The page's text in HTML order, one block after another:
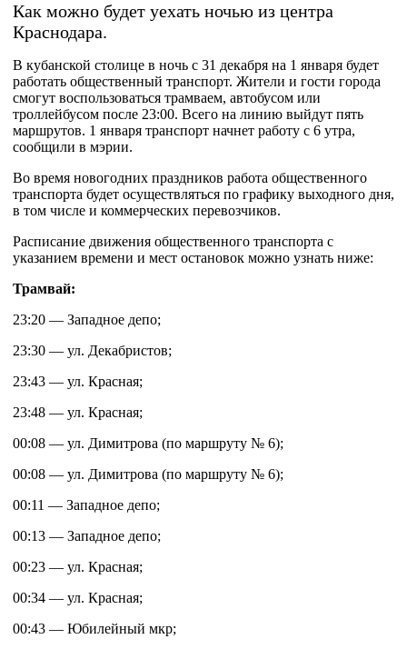
Как можно будет уехать ночью из центра
Краснодара.
В кубанской столице в ночь с 31 декабря на 1 января будет
работать общественный транспорт. Жители и гости города
смогут воспользоваться трамваем, автобусом или
троллейбусом после 23:00. Всего на линию выйдут пять
маршрутов. 1 января транспорт начнет работу с 6 утра,
сообщили в мэрии.
Во время новогодних праздников работа общественного
транспорта будет осуществляться по графику выходного дня,
в том числе и коммерческих перевозчиков.
Расписание движения общественного транспорта с
указанием времени и мест остановок можно узнать ниже:
Трамвай:
23:20 — Западное депо;
23:30 — ул. Декабристов;
23:43 — ул. Красная;
23:48 — ул. Красная;
00:08 — ул. Димитрова (по маршруту № 6);
00:08 — ул. Димитрова (по маршруту № 6);
00:11 — Западное депо;
00:13 — Западное депо;
00:23 — ул. Красная;
00:34 — ул. Красная;
00:43 — Юбилейный мкр;